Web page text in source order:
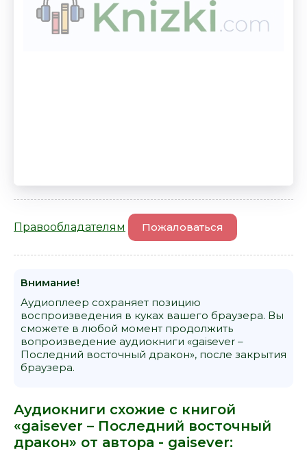
Правообладателям Пожаловаться
Внимание!
Аудиоплеер сохраняет позицию
воспроизведения в куках вашего браузера. Вы
сможете в любой момент продолжить
вопроизведение аудиокниги «gaisever –
Последний восточный дракон», после закрытия
браузера.
Аудиокниги схожие с книгой
«gaisever – Последний восточный
дракон» от автора - gaisever: